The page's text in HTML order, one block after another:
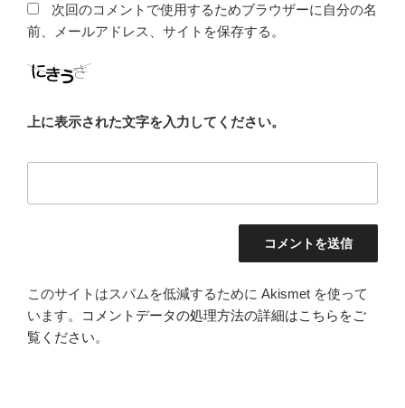
次回のコメントで使用するためブラウザーに自分の名
前、メールアドレス、サイトを保存する。
上に表示された文字を入力してください。
このサイトはスパムを低減するために Akismet を使って
います。
コメントデータの処理方法の詳細はこちらをご
覧ください。